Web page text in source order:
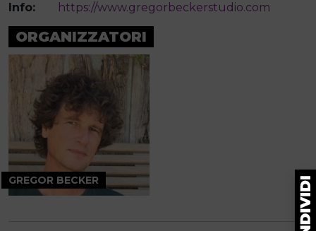
Info:
https://www.gregorbeckerstudio.com
ORGANIZZATORI
GREGOR BECKER